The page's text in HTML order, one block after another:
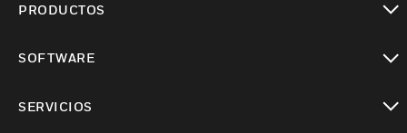
PRODUCTOS
SOFTWARE
SERVICIOS